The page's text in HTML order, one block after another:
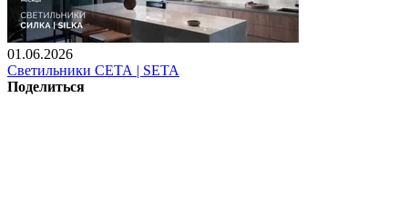
01.06.2026
Светильники СЕТА | SETA
Поделиться